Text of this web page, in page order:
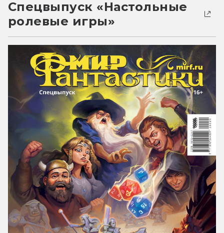
Спецвыпуск «Настольные
ролевые игры»